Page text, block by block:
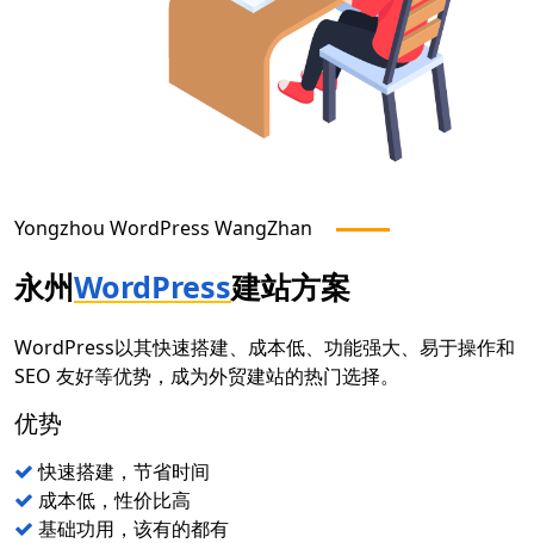
Yongzhou WordPress WangZhan
永州WordPress建站方案
WordPress以其快速搭建、成本低、功能强大、易于操作和
SEO 友好等优势，成为外贸建站的热门选择。
优势
快速搭建，节省时间
成本低，性价比高
基础功用，该有的都有